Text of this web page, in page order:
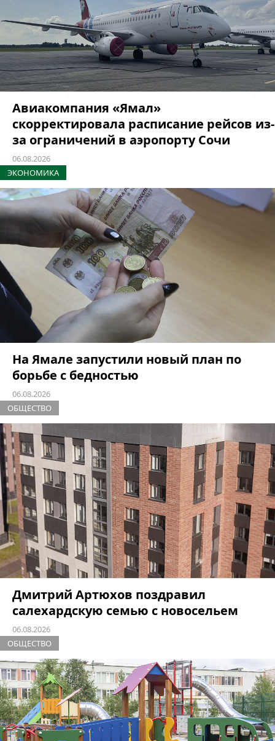
Авиакомпания «Ямал»
скорректировала расписание рейсов из-
за ограничений в аэропорту Сочи
06.08.2026
ЭКОНОМИКА
На Ямале запустили новый план по
борьбе с бедностью
06.08.2026
ОБЩЕСТВО
Дмитрий Артюхов поздравил
салехардскую семью с новосельем
06.08.2026
ОБЩЕСТВО